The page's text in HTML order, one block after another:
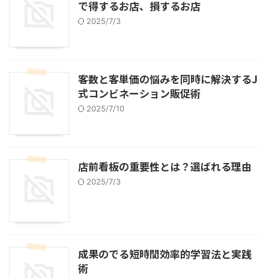
で得するお店、損するお店
2025/7/3
客数と客単価の悩みを同時に解決するJ
式コンビネーション販促術
2025/7/10
店前看板の重要性とは？選ばれる理由
2025/7/3
成果のでる短時間効率的学習法と実践
術